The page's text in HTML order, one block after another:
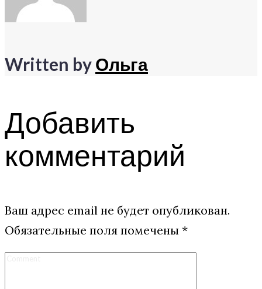
Written byОльга
Добавить
комментарий
Ваш адрес email не будет опубликован.
Обязательные поля помечены *